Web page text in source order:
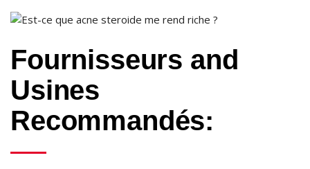
Fournisseurs and
Usines
Recommandés: